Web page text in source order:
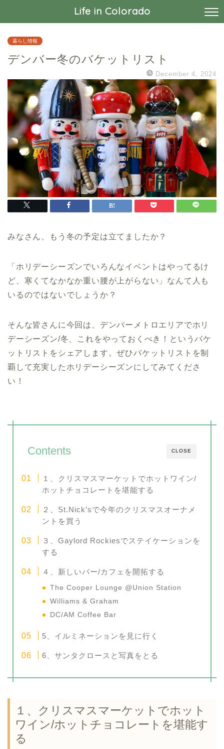
Life in Colorado
暮らし情報
デンバー冬のバケットリスト
December 4, 2024
みなさん、もう冬の予定は立てましたか？
「ホリデーシーズンでいろんなイベントはやってるけ
ど、寒くてなかなか重い腰が上がらない」なんて人も
いるのではないでしょうか？
そんな皆さんに今回は、デンバーメトロエリアでホリ
デーシーズン/冬、これをやっておくべき！というバケ
ットリストをシェアします。ぜひバケットリストを制
覇して充実したホリデーシーズンにしてみてくださ
い！
CLOSE
Contents
１、クリスマスマーケットでホットワイン/
ホットチョコレートを堪能する
２、St.Nick’sで今年のクリスマスオーナメ
ントを買う
３、Gaylord Rockiesでステイケーションを
する
４、新しいバー/カフェを開拓する
The Cooper Lounge @Union Station
Williams & Graham
DC/AM Coffee Bar
5、イルミネーションを見に行く
6、サンタクロースと写真をとる
１、クリスマスマーケットでホット
ワイン/ホットチョコレートを堪能す
る